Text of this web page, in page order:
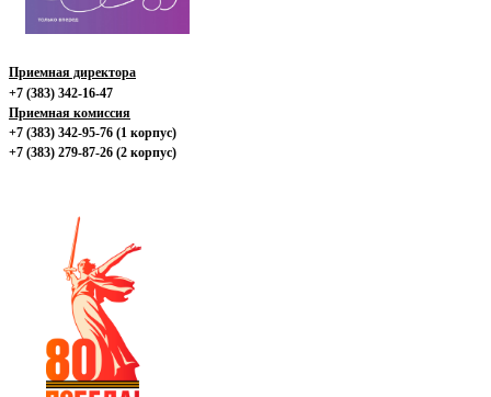
Приемная директора
+7 (383) 342-16-47
Приемная комиссия
+7 (383) 342-95-76 (1 корпус)
+7 (383) 279-87-26 (2 корпус)